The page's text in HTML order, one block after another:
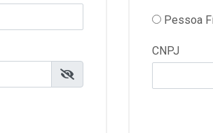
Pessoa
CNPJ